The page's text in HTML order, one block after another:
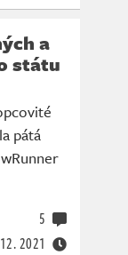
a
státu
pátá
2021
5